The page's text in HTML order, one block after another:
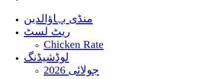
منڈی بہاؤالدین
ریٹ لسٹ
Chicken Rate
لوڈشیڈنگ
جولائی 2026